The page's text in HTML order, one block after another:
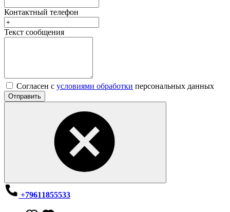
Контактный телефон
Текст сообщения
Согласен с условиями обработки персональных данных
Отправить
+79611855533